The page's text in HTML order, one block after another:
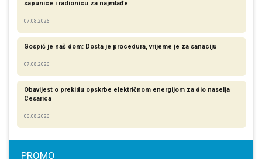
sapunice i radionicu za najmlađe
07.08.2026
Gospić je naš dom: Dosta je procedura, vrijeme je za sanaciju
07.08.2026
Obavijest o prekidu opskrbe električnom energijom za dio naselja
Cesarica
06.08.2026
PROMO